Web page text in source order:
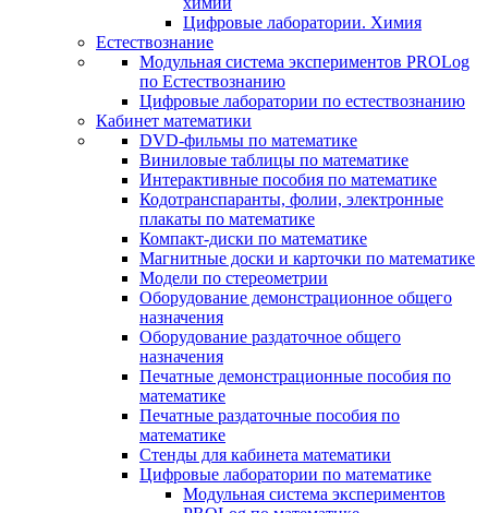
Цифровые лаборатории. Химия
Естествознание
Модульная система экспериментов PROLog
по Естествознанию
Цифровые лаборатории по естествознанию
Кабинет математики
DVD-фильмы по математике
Виниловые таблицы по математике
Интерактивные пособия по математике
Кодотранспаранты, фолии, электронные
плакаты по математике
Компакт-диски по математике
Магнитные доски и карточки по математике
Модели по стереометрии
Оборудование демонстрационное общего
назначения
Оборудование раздаточное общего
назначения
Печатные демонстрационные пособия по
математике
Печатные раздаточные пособия по
математике
Стенды для кабинета математики
Цифровые лаборатории по математике
Модульная система экспериментов